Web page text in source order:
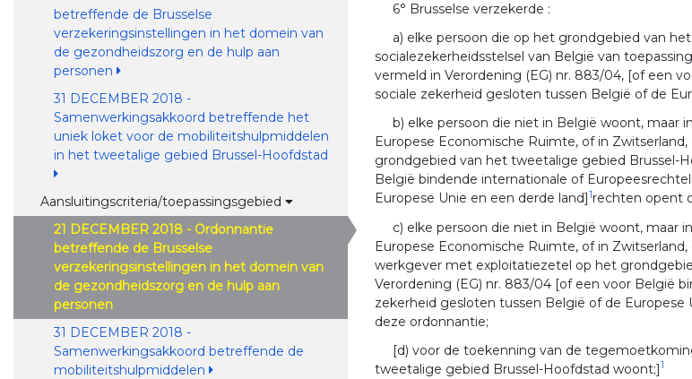
betreffende de Brusselse
verzekeringsinstellingen in het domein van
de gezondheidszorg en de hulp aan
personen
31 DECEMBER 2018 -
Samenwerkingsakkoord betreffende het
uniek loket voor de mobiliteitshulpmiddelen
in het tweetalige gebied Brussel-Hoofdstad
Aansluitingscriteria/toepassingsgebied
21 DECEMBER 2018 - Ordonnantie
betreffende de Brusselse
verzekeringsinstellingen in het domein van
de gezondheidszorg en de hulp aan
personen
31 DECEMBER 2018 -
Samenwerkingsakkoord betreffende de
mobiliteitshulpmiddelen
6° Brusselse verzekerde :
a) elke persoon die op het grondgebied van
socialezekerheidsstelsel van België van
vermeld in Verordening (EG) nr. 883/04, [of een
sociale zekerheid gesloten tussen België of de
b) elke persoon die niet in België woont, maar
Europese Economische Ruimte, of in
grondgebied van het tweetalige gebied Brussel-
België bindende internationale of
Europese Unie en een derde land] 1rechten opent
c) elke persoon die niet in België woont, maar
Europese Economische Ruimte, of in
werkgever met exploitatiezetel op het
Verordening (EG) nr. 883/04 [of een voor België
zekerheid gesloten tussen België of de Europese
deze ordonnantie;
[d) voor de toekenning van de
tweetalige gebied Brussel-Hoofdstad woont;]1